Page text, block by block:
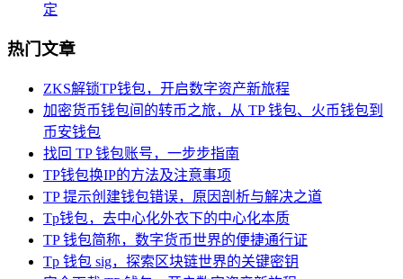
定
热门文章
ZKS解锁TP钱包，开启数字资产新旅程
加密货币钱包间的转币之旅，从 TP 钱包、火币钱包到
币安钱包
找回 TP 钱包账号，一步步指南
TP钱包换IP的方法及注意事项
TP 提示创建钱包错误，原因剖析与解决之道
Tp钱包，去中心化外衣下的中心化本质
TP 钱包简称，数字货币世界的便捷通行证
Tp 钱包 sig，探索区块链世界的关键密钥